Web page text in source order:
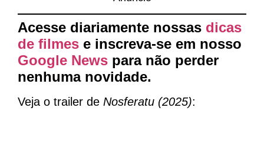
Acesse diariamente nossas dicas
de filmes e inscreva-se em nosso
Google News para não perder
nenhuma novidade.
Veja o trailer de Nosferatu (2025):